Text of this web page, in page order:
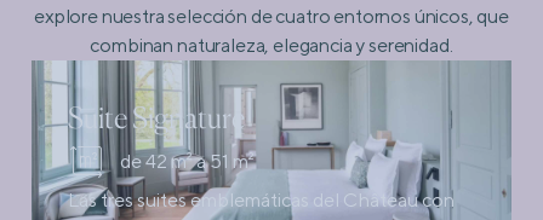
explore nuestra selección de cuatro entornos únicos, que
combinan naturaleza, elegancia y serenidad.
Suite Signature
de 42 m² a 51 m²
Las tres suites emblemáticas del Château con